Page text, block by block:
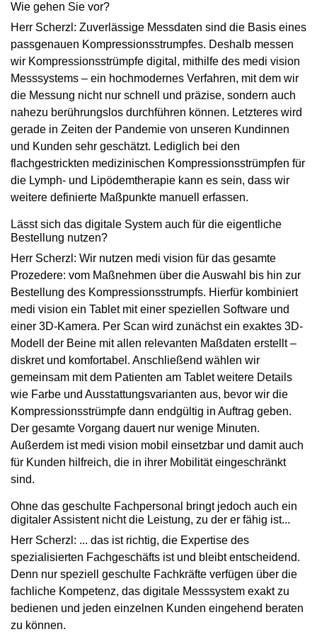
Wie gehen Sie vor?
Herr Scherzl: Zuverlässige Messdaten sind die Basis eines
passgenauen Kompressionsstrumpfes. Deshalb messen
wir Kompressionsstrümpfe digital, mithilfe des medi vision
Messsystems – ein hochmodernes Verfahren, mit dem wir
die Messung nicht nur schnell und präzise, sondern auch
nahezu berührungslos durchführen können. Letzteres wird
gerade in Zeiten der Pandemie von unseren Kundinnen
und Kunden sehr geschätzt. Lediglich bei den
flachgestrickten medizinischen Kompressionsstrümpfen für
die Lymph- und Lipödemtherapie kann es sein, dass wir
weitere definierte Maßpunkte manuell erfassen.
Lässt sich das digitale System auch für die eigentliche
Bestellung nutzen?
Herr Scherzl: Wir nutzen medi vision für das gesamte
Prozedere: vom Maßnehmen über die Auswahl bis hin zur
Bestellung des Kompressionsstrumpfs. Hierfür kombiniert
medi vision ein Tablet mit einer speziellen Software und
einer 3D-Kamera. Per Scan wird zunächst ein exaktes 3D-
Modell der Beine mit allen relevanten Maßdaten erstellt –
diskret und komfortabel. Anschließend wählen wir
gemeinsam mit dem Patienten am Tablet weitere Details
wie Farbe und Ausstattungsvarianten aus, bevor wir die
Kompressionsstrümpfe dann endgültig in Auftrag geben.
Der gesamte Vorgang dauert nur wenige Minuten.
Außerdem ist medi vision mobil einsetzbar und damit auch
für Kunden hilfreich, die in ihrer Mobilität eingeschränkt
sind.
Ohne das geschulte Fachpersonal bringt jedoch auch ein
digitaler Assistent nicht die Leistung, zu der er fähig ist...
Herr Scherzl: ... das ist richtig, die Expertise des
spezialisierten Fachgeschäfts ist und bleibt entscheidend.
Denn nur speziell geschulte Fachkräfte verfügen über die
fachliche Kompetenz, das digitale Messsystem exakt zu
bedienen und jeden einzelnen Kunden eingehend beraten
zu können.